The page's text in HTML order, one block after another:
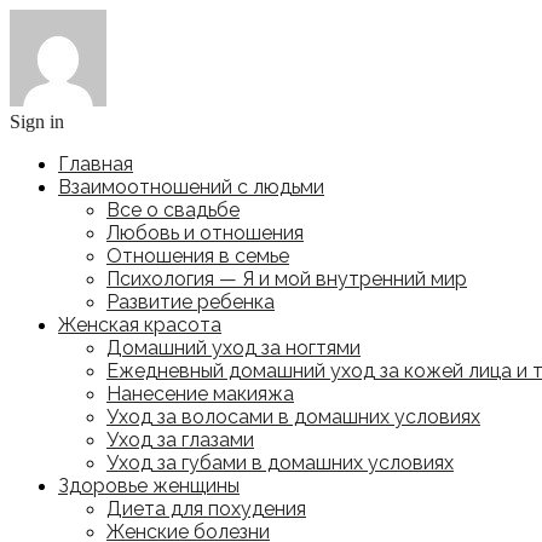
Sign in
Главная
Взаимоотношений с людьми
Все о свадьбе
Любовь и отношения
Отношения в семье
Психология — Я и мой внутренний мир
Развитие ребенка
Женская красота
Домашний уход за ногтями
Ежедневный домашний уход за кожей лица и
Нанесение макияжа
Уход за волосами в домашних условиях
Уход за глазами
Уход за губами в домашних условиях
Здоровье женщины
Диета для похудения
Женские болезни